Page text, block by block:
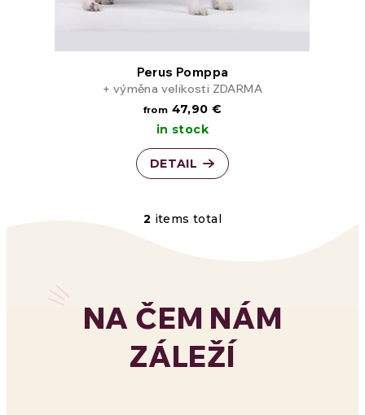
Perus Pomppa
+ výměna velikosti ZDARMA
from 47,90 €
in stock
DETAIL
L
t
i
2 items total
NA ČEM NÁM
ZÁLEŽÍ